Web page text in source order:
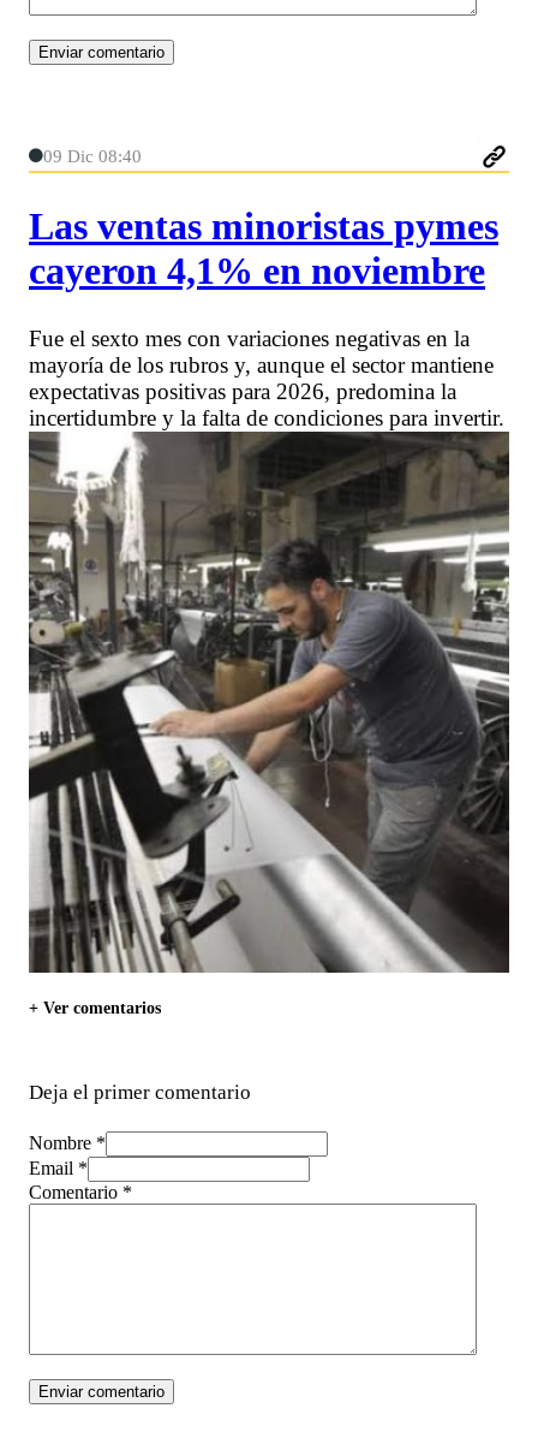
09 Dic 08:40
Las ventas minoristas pymes
cayeron 4,1% en noviembre
Fue el sexto mes con variaciones negativas en la
mayoría de los rubros y, aunque el sector mantiene
expectativas positivas para 2026, predomina la
incertidumbre y la falta de condiciones para invertir.
+ Ver comentarios
Deja el primer comentario
Nombre *
Email *
Comentario *